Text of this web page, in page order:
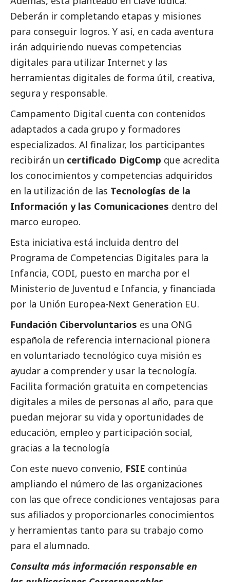
Deberán ir completando etapas y misiones
para conseguir logros. Y así, en cada aventura
irán adquiriendo nuevas competencias
digitales para utilizar Internet y las
herramientas digitales de forma útil, creativa,
segura y responsable.
Campamento Digital cuenta con contenidos
adaptados a cada grupo y formadores
especializados. Al finalizar, los participantes
recibirán un certificado DigComp que acredita
los conocimientos y competencias adquiridos
en la utilización de las Tecnologías de la
Información y las Comunicaciones dentro del
marco europeo.
Esta iniciativa está incluida dentro del
Programa de Competencias Digitales para la
Infancia, CODI, puesto en marcha por el
Ministerio de Juventud e Infancia, y financiada
por la Unión Europea-Next Generation EU.
Fundación Cibervoluntarios es una ONG
española de referencia internacional pionera
en voluntariado tecnológico cuya misión es
ayudar a comprender y usar la tecnología.
Facilita formación gratuita en competencias
digitales a miles de personas al año, para que
puedan mejorar su vida y oportunidades de
educación, empleo y participación social,
gracias a la tecnología
Con este nuevo convenio, FSIE continúa
ampliando el número de las organizaciones
con las que ofrece condiciones ventajosas para
sus afiliados y proporcionarles conocimientos
y herramientas tanto para su trabajo como
para el alumnado.
Consulta más información responsable en